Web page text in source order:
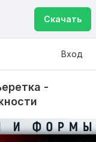
Скачать
Вход
-